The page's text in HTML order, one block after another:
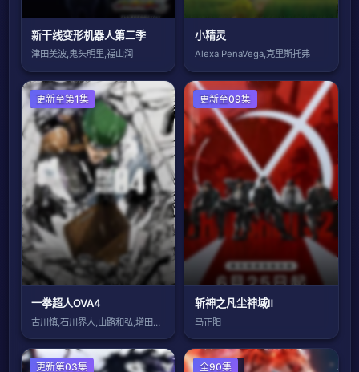
新干线变形机器人第二季
津田美波,鬼头明里,福山润
小精灵
Alexa PenaVega,克里斯托弗
日本动漫
更新至第1集
一拳超人OVA4
古川慎,石川界人,山路和弘,增田俊树
国产动漫
更新至09集
斩神之凡尘神域Ⅱ
马正阳
更新第03集 国产动漫
全90集